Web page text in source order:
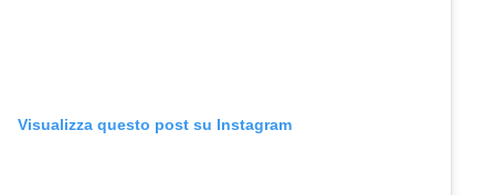
Visualizza questo post su Instagram